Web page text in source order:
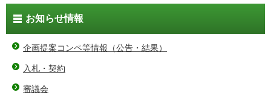
お知らせ情報
企画提案コンペ等情報（公告・結果）
入札・契約
審議会